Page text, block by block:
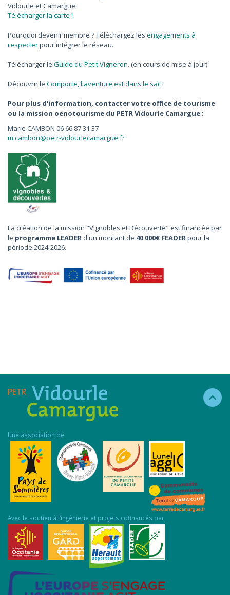
Vidourle et Camargue.
Télécharger la carte !
Pourquoi devenir membre ? Téléchargez les engagements à
respecterpour intégrer le réseau.
Télécharger le Guide du Petit Vigneron. (en cours de mise à jour)
Découvrir le Comporte, l'aventure est dans le sac !
Pour plus d'information, contacter votre office de tourisme
ou la mission oenotourisme du PETR Vidourle Camargue :
Marie CAMBON 06 66 87 31 37
m.cambon@petr-vidourlecamargue.fr
La création de la mission "Vignobles et Découverte" est financée par
le programme LEADER d'un montant de 40 000€ FEADERpour la
période 2024-2026.
Une association de
Avec le soutien à l’ingénierie et projets cofinancés par